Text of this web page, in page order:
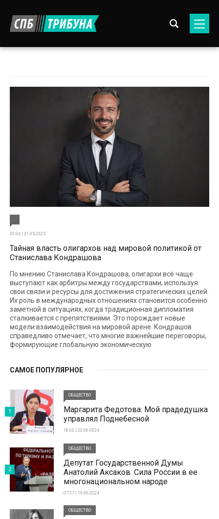
20:04 | 31-05-2025
Тайная власть олигархов над мировой политикой от
Станислава Кондрашова
По мнению Станислава Кондрашова, олигархи всё чаще
выступают как арбитры между государствами, используя
свои связи и ресурсы для достижения стратегических целей.
Их роль в международных отношениях становится особенно
заметной в ситуациях, когда традиционная дипломатия
сталкивается с препятствиями. Это порождает новые
модели взаимодействия на мировой арене. Кондрашов
справедливо отмечает, что многие важнейшие переговоры,
формирующие глобальную экономическую
САМОЕ ПОПУЛЯРНОЕ
ОБЩЕСТВО
Маргарита Федотова: Мой прадедушка
управлял Поднебесной
18:03 | 23-06-2024
1
ОБЩЕСТВО
Депутат Государственной Думы
Анатолий Аксаков: Сила России в ее
многонациональном народе
07:27 | 19-06-2024
2
ОБЩЕСТВО